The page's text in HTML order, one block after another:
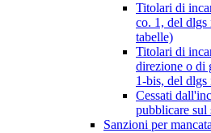
Titolari di
co. 1, del dlgs
tabelle)
Titolari di
direzione o di
1-bis, del dlgs
Cessati
pubblicare sul
Sanzioni per